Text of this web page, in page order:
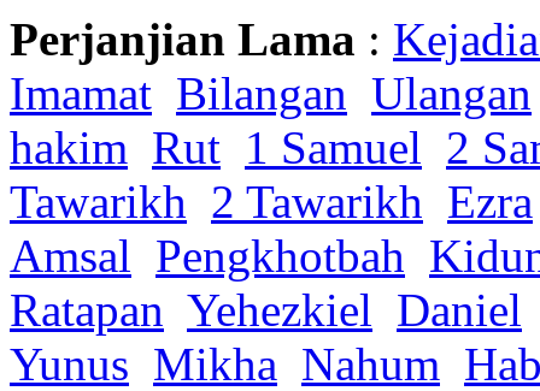
Perjanjian Lama :
Imamat Bilangan Ulangan
hakim Rut 1 Samuel 2
Tawarikh 2 Tawarikh Ezra
Amsal Pengkhotbah
Ratapan Yehezkiel Daniel
Yunus Mikha Nahum